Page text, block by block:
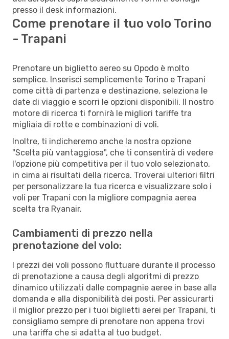
presso il desk informazioni.
Come prenotare il tuo volo Torino
- Trapani
Prenotare un biglietto aereo su Opodo è molto
semplice. Inserisci semplicemente Torino e Trapani
come città di partenza e destinazione, seleziona le
date di viaggio e scorri le opzioni disponibili. Il nostro
motore di ricerca ti fornirà le migliori tariffe tra
migliaia di rotte e combinazioni di voli.
Inoltre, ti indicheremo anche la nostra opzione
"Scelta più vantaggiosa", che ti consentirà di vedere
l'opzione più competitiva per il tuo volo selezionato,
in cima ai risultati della ricerca. Troverai ulteriori filtri
per personalizzare la tua ricerca e visualizzare solo i
voli per Trapani con la migliore compagnia aerea
scelta tra Ryanair.
Cambiamenti di prezzo nella
prenotazione del volo:
I prezzi dei voli possono fluttuare durante il processo
di prenotazione a causa degli algoritmi di prezzo
dinamico utilizzati dalle compagnie aeree in base alla
domanda e alla disponibilità dei posti. Per assicurarti
il miglior prezzo per i tuoi biglietti aerei per Trapani, ti
consigliamo sempre di prenotare non appena trovi
una tariffa che si adatta al tuo budget.